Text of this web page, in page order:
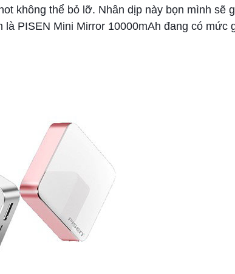
không thể bỏ lỡ. Nhân dịp này bọn mình sẽ
PISEN Mini Mirror 10000mAh đang có mức